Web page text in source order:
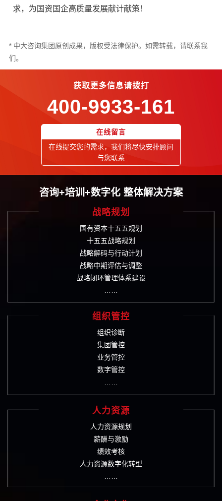
求，为国资国企高质量发展献计献策！
* 中大咨询集团原创成果，版权受法律保护。如需转载，请联系我
们。
获取更多信息请拨打
400-9933-161
在线留言
在线提交您的需求，我们将尽快安排顾问
与您联系
咨询+培训+数字化 整体解决方案
战略规划
国有资本十五五规划
十五五战略规划
战略解码与行动计划
战略中期评估与调整
战略闭环管理体系建设
组织管控
组织诊断
集团管控
业务管控
数字管控
人力资源
人力资源规划
薪酬与激励
绩效考核
人力资源数字化转型